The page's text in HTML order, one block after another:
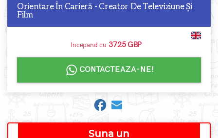
Orientare În Carieră - Creator De Televiziune Și
Film
Incepand cu 3725 GBP
CONTACTEAZA-NE!
Suna un